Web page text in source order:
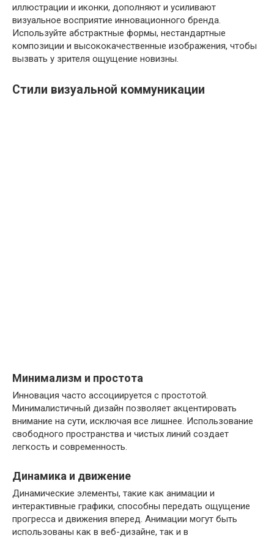
иллюстрации и иконки, дополняют и усиливают
визуальное восприятие инновационного бренда.
Используйте абстрактные формы, нестандартные
композиции и высококачественные изображения, чтобы
вызвать у зрителя ощущение новизны.
Стили визуальной коммуникации
Минимализм и простота
Инновация часто ассоциируется с простотой.
Минималистичный дизайн позволяет акцентировать
внимание на сути, исключая все лишнее. Использование
свободного пространства и чистых линий создает
легкость и современность.
Динамика и движение
Динамические элементы, такие как анимации и
интерактивные графики, способны передать ощущение
прогресса и движения вперед. Анимации могут быть
использованы как в веб-дизайне, так и в